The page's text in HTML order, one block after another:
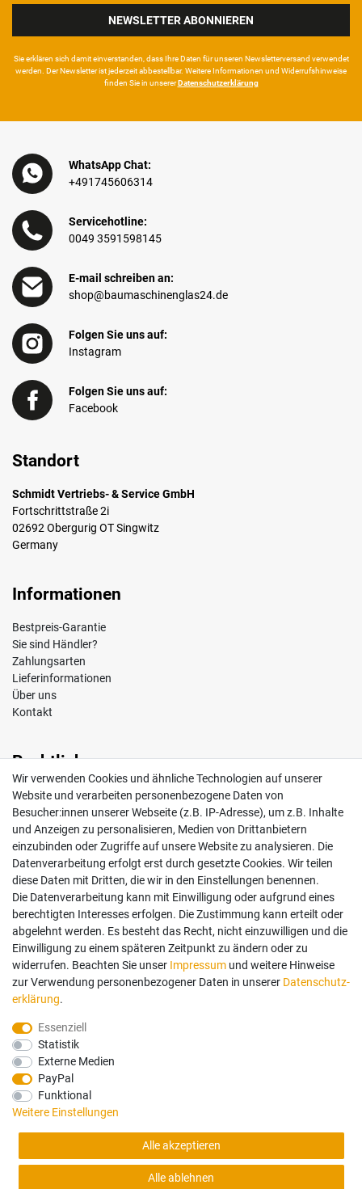
NEWSLETTER ABONNIEREN
Sie erklären sich damit ein­ver­standen, dass Ihre Da­ten für unseren News­letter­versand ver­wen­det
werden. Der News­letter ist jeder­zeit ab­bestel­lbar. Weitere Infor­mationen und Wider­rufshin­weise
finden Sie in unsererDaten­schutz­erklärung
WhatsApp Chat:
+491745606314
Servicehotline:
0049 3591598145
E-mail schreiben an:
shop@baumaschinenglas24.de
Folgen Sie uns auf:
Instagram
Folgen Sie uns auf:
Facebook
Standort
Schmidt Vertriebs- & Service GmbH
Fortschrittstraße 2i
02692 Obergurig OT Singwitz
Germany
Informationen
Bestpreis-Garantie
Sie sind Händler?
Zahlungsarten
Lieferinformationen
Über uns
Kontakt
Rechtliches
Impressum
AGB
Widerrufsrecht
Datenschutz
Vertrag widerrufen
Mein Konto
Anmelden
Registrieren
Bezahlung und Versand
Wir bieten Ihnen viele Möglichkeiten einer sicheren Bezahlung.
Alle Preise in Euro und inkl. der gesetzlichen Mehrwertsteuer ggf. zzgl.
Versandkosten. Lieferung innerhalb Deutschlands. Änderungen und Irrtümer
vorbehalten. Abbildungen ähnlich. Nur solange der Vorrat reicht.
Wir verwenden Cookies und ähnliche Technologien auf unserer
Website und verarbeiten personenbezogene Daten von
Besucher:innen unserer Webseite (z.B. IP-Adresse), um z.B. Inhalte
und Anzeigen zu personalisieren, Medien von Drittanbietern
einzubinden oder Zugriffe auf unsere Website zu analysieren. Die
Datenverarbeitung erfolgt erst durch gesetzte Cookies. Wir teilen
diese Daten mit Dritten, die wir in den Einstellungen benennen.
Die Datenverarbeitung kann mit Einwilligung oder aufgrund eines
berechtigten Interesses erfolgen. Die Zustimmung kann erteilt oder
abgelehnt werden. Es besteht das Recht, nicht einzuwilligen und die
Einwilligung zu einem späteren Zeitpunkt zu ändern oder zu
widerrufen. Beachten Sie unser Impressum und weitere Hinweise
zur Verwendung personenbezogener Daten in unserer Daten­schutz­
erklärung.
Essenziell
Statistik
Externe Medien
PayPal
Funktional
Weitere Einstellungen
Alle akzeptieren
Alle ablehnen